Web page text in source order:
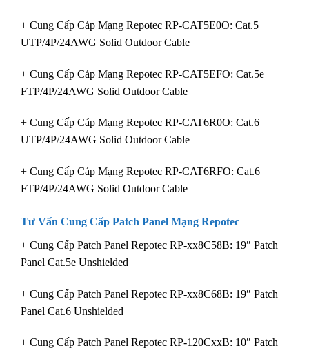
+ Cung Cấp Cáp Mạng Repotec RP-CAT5E0O: Cat.5
UTP/4P/24AWG Solid Outdoor Cable
+ Cung Cấp Cáp Mạng Repotec RP-CAT5EFO: Cat.5e
FTP/4P/24AWG Solid Outdoor Cable
+ Cung Cấp Cáp Mạng Repotec RP-CAT6R0O: Cat.6
UTP/4P/24AWG Solid Outdoor Cable
+ Cung Cấp Cáp Mạng Repotec RP-CAT6RFO: Cat.6
FTP/4P/24AWG Solid Outdoor Cable
Tư Vấn Cung Cấp Patch Panel Mạng Repotec
+ Cung Cấp Patch Panel Repotec RP-xx8C58B: 19″ Patch
Panel Cat.5e Unshielded
+ Cung Cấp Patch Panel Repotec RP-xx8C68B: 19″ Patch
Panel Cat.6 Unshielded
+ Cung Cấp Patch Panel Repotec RP-120CxxB: 10″ Patch